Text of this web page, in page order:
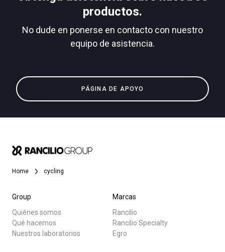
productos.
No dude en ponerse en contacto con nuestro
equipo de asistencia.
PÁGINA DE APOYO
Home cycling
Group
Quiénes somos
Qué hacemos
Nuestros laboratorios
Marcas
Rancilio
Rancilio Specialty
Egro
Política de Privacidad